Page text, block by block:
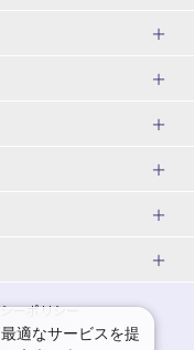
ホテル・旅館
・ツアー
・ツアー
ーサル・スタジオ・ジャパ
内版
ンウィーク（GW）の国内
ーポリシー
適なサービスを提